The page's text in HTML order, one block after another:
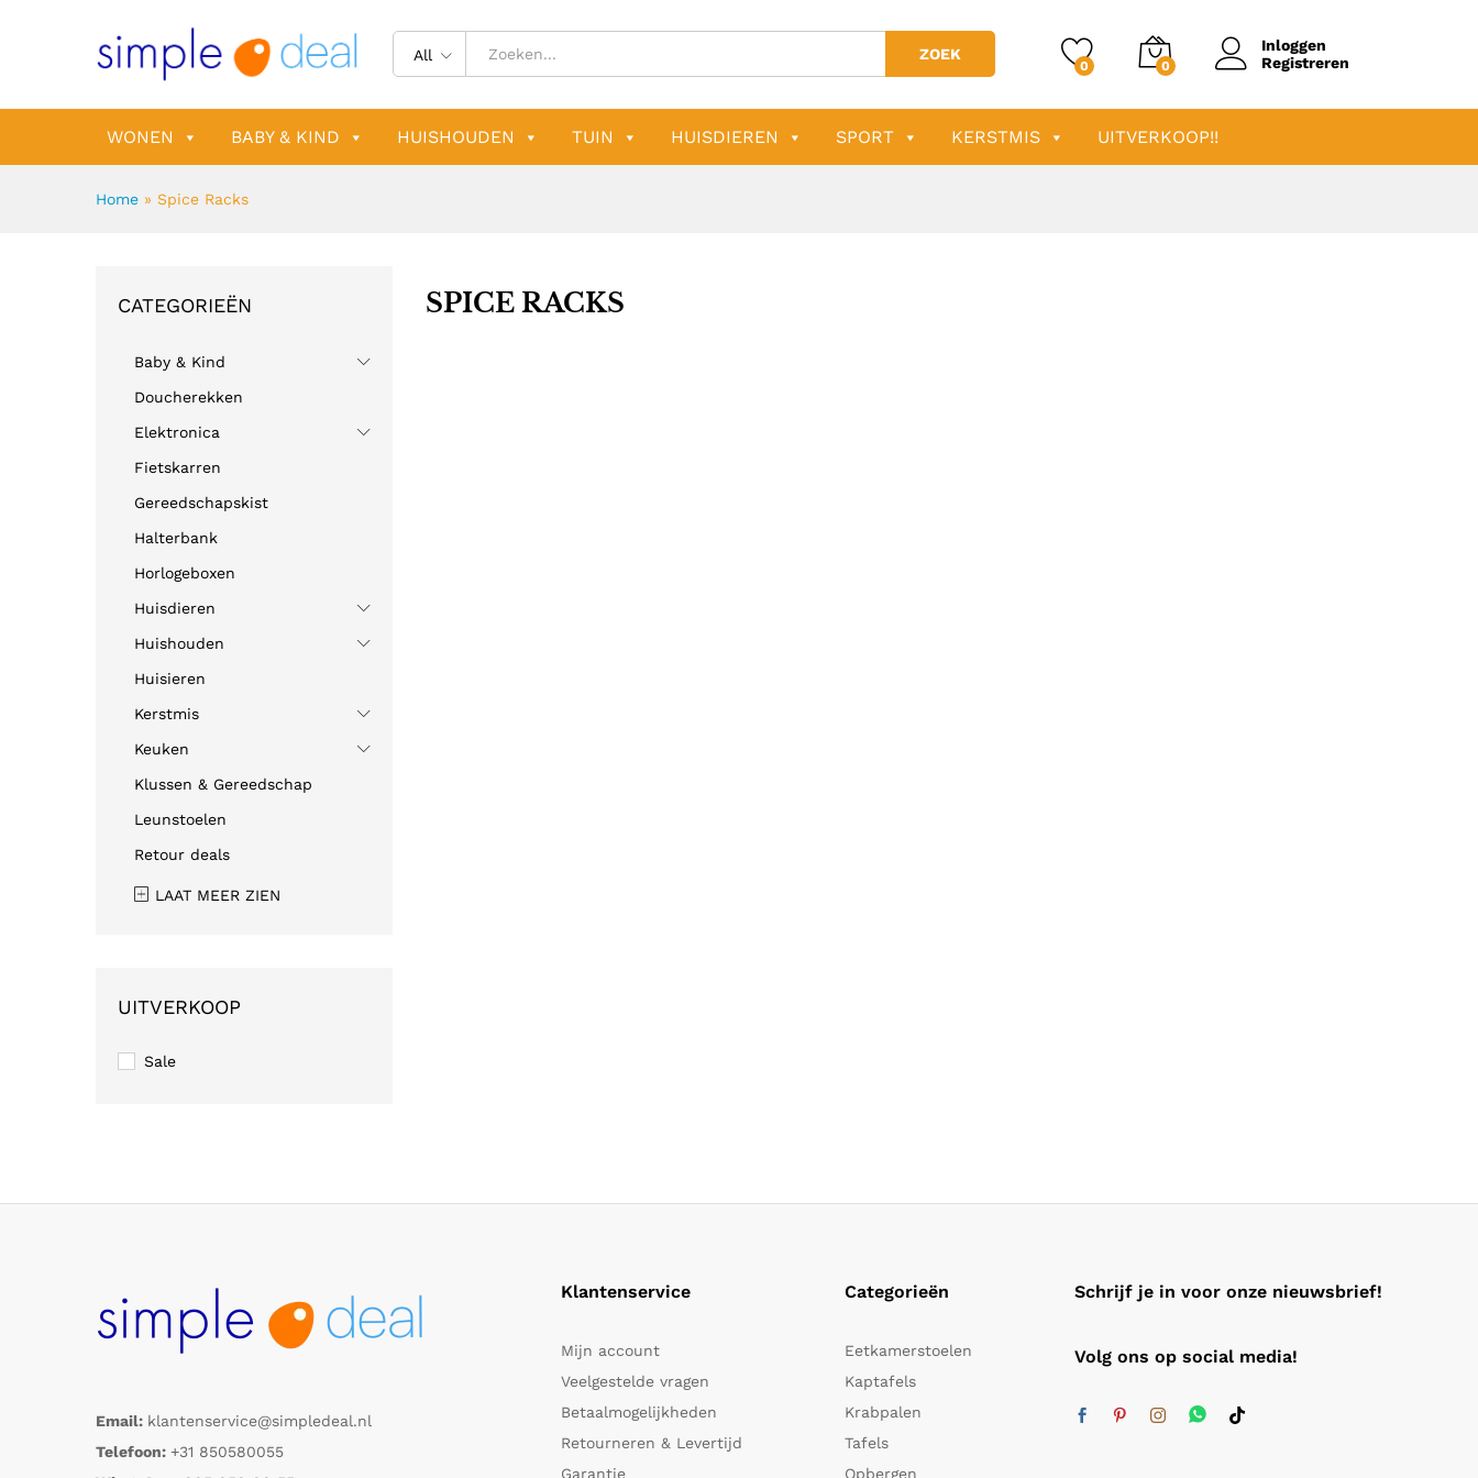
All ZOEK
0 0
Inloggen
Registreren
WONEN BABY & KIND HUISHOUDEN TUIN HUISDIEREN SPORT KERSTMIS UITVERKOOP!!
Home » Spice Racks
SPICE RACKS
CATEGORIEËN
Baby & Kind
Doucherekken
Elektronica
Fietskarren
Gereedschapskist
Halterbank
Horlogeboxen
Huisdieren
Huishouden
Huisieren
Kerstmis
Keuken
Klussen & Gereedschap
Leunstoelen
Retour deals
LAAT MEER ZIEN
UITVERKOOP
Sale
Email: klantenservice@simpledeal.nl
Telefoon: +31 850580055
Klantenservice
Mijn account
Veelgestelde vragen
Betaalmogelijkheden
Retourneren & Levertijd
Garantie
Categorieën
Eetkamerstoelen
Kaptafels
Krabpalen
Tafels
Opbergen
Schrijf je in voor onze nieuwsbrief!
Volg ons op social media!